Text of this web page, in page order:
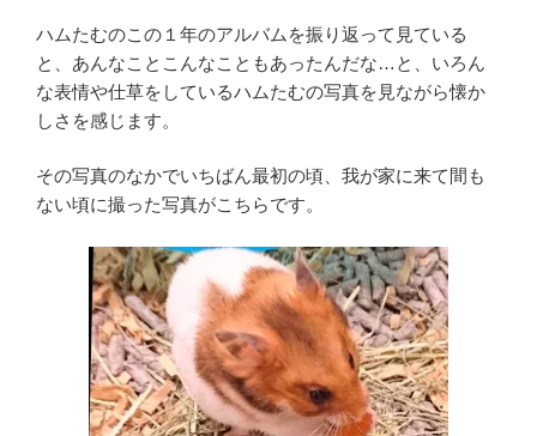
ハムたむのこの１年のアルバムを振り返って見ている
と、あんなことこんなこともあったんだな…と、いろん
な表情や仕草をしているハムたむの写真を見ながら懐か
しさを感じます。
その写真のなかでいちばん最初の頃、我が家に来て間も
ない頃に撮った写真がこちらです。